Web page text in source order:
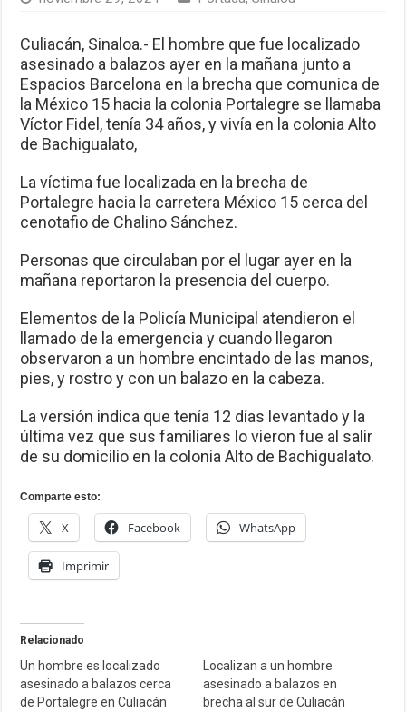
Culiacán, Sinaloa.- El hombre que fue localizado
asesinado a balazos ayer en la mañana junto a
Espacios Barcelona en la brecha que comunica de
la México 15 hacia la colonia Portalegre se llamaba
Víctor Fidel, tenía 34 años, y vivía en la colonia Alto
de Bachigualato,
La víctima fue localizada en la brecha de
Portalegre hacia la carretera México 15 cerca del
cenotafio de Chalino Sánchez.
Personas que circulaban por el lugar ayer en la
mañana reportaron la presencia del cuerpo.
Elementos de la Policía Municipal atendieron el
llamado de la emergencia y cuando llegaron
observaron a un hombre encintado de las manos,
pies, y rostro y con un balazo en la cabeza.
La versión indica que tenía 12 días levantado y la
última vez que sus familiares lo vieron fue al salir
de su domicilio en la colonia Alto de Bachigualato.
Comparte esto:
X Facebook WhatsApp
Imprimir
Relacionado
Un hombre es localizado
asesinado a balazos cerca
de Portalegre en Culiacán
Localizan a un hombre
asesinado a balazos en
brecha al sur de Culiacán